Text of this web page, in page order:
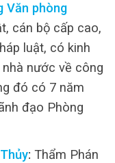
Văn phòng
cán bộ cấp cao,
luật, có kinh
nước về công
đó có 7 năm
đạo Phòng
: Thẩm Phán